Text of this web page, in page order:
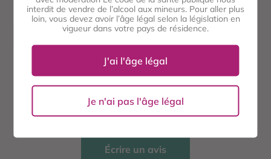
TWEETER
PINTEREST
AVIS CLIENTS
Soyez le premier à écrire un avis
Écrire un avis
interdit de vendre de l’alcool aux mineurs. Pour aller plus
loin, vous devez avoir l’âge légal selon la législation en
vigueur dans votre pays de résidence.
J'ai l'âge légal
Je n'ai pas l'âge légal